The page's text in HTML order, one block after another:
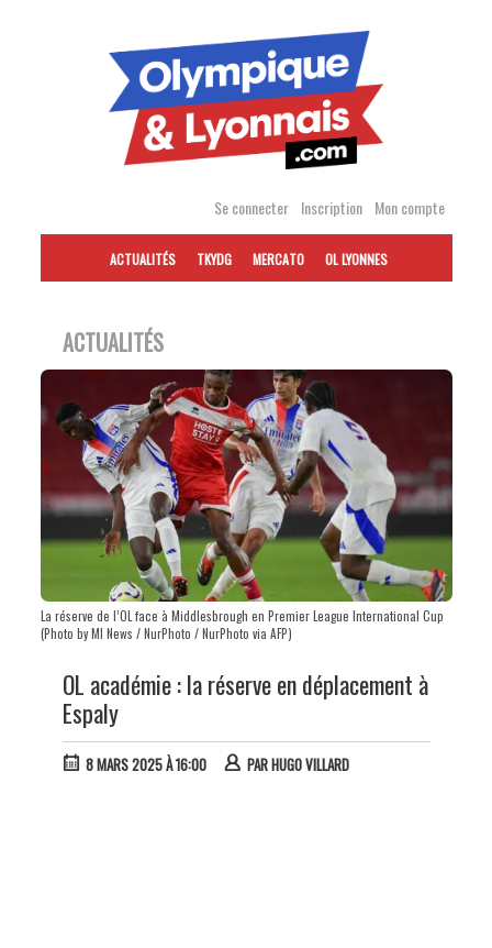
Se connecter Inscription Mon compte
ACTUALITÉS TKYDG MERCATO OL LYONNES
ACTUALITÉS
La réserve de l’OL face à Middlesbrough en Premier League International Cup
(Photo by MI News / NurPhoto / NurPhoto via AFP)
OL académie : la réserve en déplacement à
Espaly
8 MARS 2025 À 16:00 PARHUGO VILLARD